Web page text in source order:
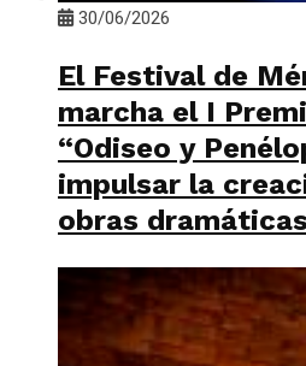
30/06/2026
El Festival de
marcha el I
“Odiseo y
impulsar la
obras